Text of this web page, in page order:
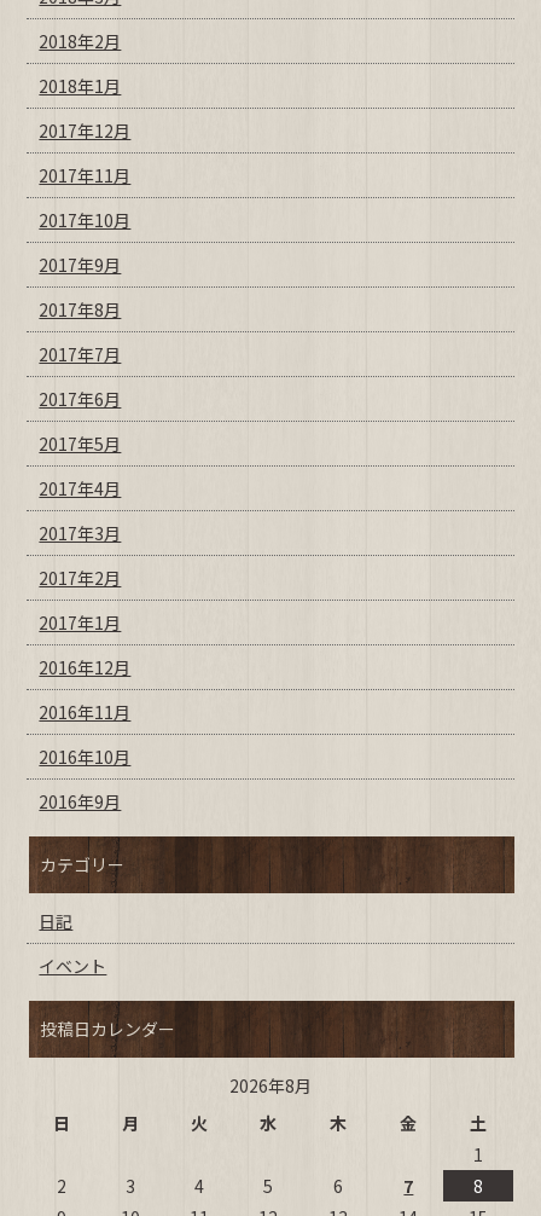
2018年2月
2018年1月
2017年12月
2017年11月
2017年10月
2017年9月
2017年8月
2017年7月
2017年6月
2017年5月
2017年4月
2017年3月
2017年2月
2017年1月
2016年12月
2016年11月
2016年10月
2016年9月
カテゴリー
日記
イベント
投稿日カレンダー
2026年8月
日
月 火 水 木 金
土
1
2
3 4 5 6 7
8